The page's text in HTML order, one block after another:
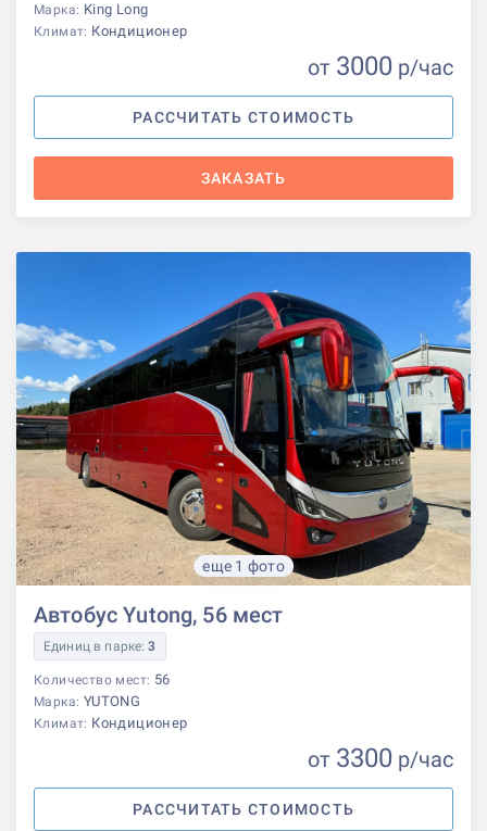
Марка: King Long
Климат: Кондиционер
от 3000 р/час
РАССЧИТАТЬ СТОИМОСТЬ
ЗАКАЗАТЬ
еще 1 фото
Автобус Yutong, 56 мест
Единиц в парке:3
Количество мест: 56
Марка: YUTONG
Климат: Кондиционер
от 3300 р/час
РАССЧИТАТЬ СТОИМОСТЬ